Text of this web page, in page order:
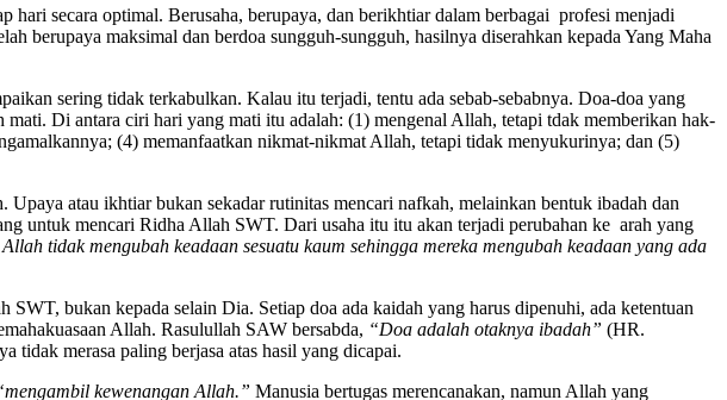
hari secara optimal. Berusaha, berupaya, dan berikhtiar dalam berbagai profesi menjadi
berupaya maksimal dan berdoa sungguh-sungguh, hasilnya diserahkan kepada Yang Maha
sering tidak terkabulkan. Kalau itu terjadi, tentu ada sebab-sebabnya. Doa-doa yang
Di antara ciri hari yang mati itu adalah: (1) mengenal Allah, tetapi tdak memberikan hak-
(4) memanfaatkan nikmat-nikmat Allah, tetapi tidak menyukurinya; dan (5)
Upaya atau ikhtiar bukan sekadar rutinitas mencari nafkah, melainkan bentuk ibadah dan
untuk mencari Ridha Allah SWT. Dari usaha itu itu akan terjadi perubahan ke arah yang
tidak mengubah keadaan sesuatu kaum sehingga mereka mengubah keadaan yang ada
bukan kepada selain Dia. Setiap doa ada kaidah yang harus dipenuhi, ada ketentuan
Allah. Rasulullah SAW bersabda, “Doa adalah otaknya ibadah” (HR.
tidak merasa paling berjasa atas hasil yang dicapai.
kewenangan Allah.” Manusia bertugas merencanakan, namun Allah yang